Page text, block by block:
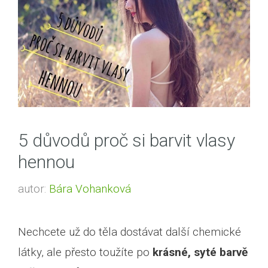
5 důvodů proč si barvit vlasy
hennou
autor: Bára Vohanková
Nechcete už do těla dostávat další chemické
látky, ale přesto toužíte po krásné, syté barvě